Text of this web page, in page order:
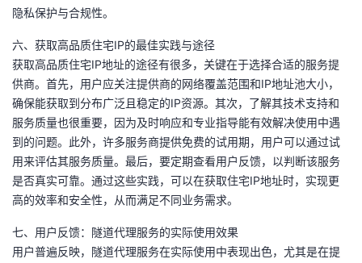
隐私保护与合规性。
六、获取高品质住宅IP的最佳实践与途径
获取高品质住宅IP地址的途径有很多，关键在于选择合适的服务提
供商。首先，用户应关注提供商的网络覆盖范围和IP地址池大小，
确保能获取到分布广泛且稳定的IP资源。其次，了解其技术支持和
服务质量也很重要，因为及时响应和专业指导能有效解决使用中遇
到的问题。此外，许多服务商提供免费的试用期，用户可以通过试
用来评估其服务质量。最后，要定期查看用户反馈，以判断该服务
是否真实可靠。通过这些实践，可以在获取住宅IP地址时，实现更
高的效率和安全性，从而满足不同业务需求。
七、用户反馈：隧道代理服务的实际使用效果
用户普遍反映，隧道代理服务在实际使用中表现出色，尤其是在提